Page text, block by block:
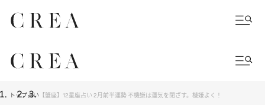
トップ占い 【蟹座】12星座占い 2月前半運勢 不機嫌は運気を閉ざす。機嫌よく！